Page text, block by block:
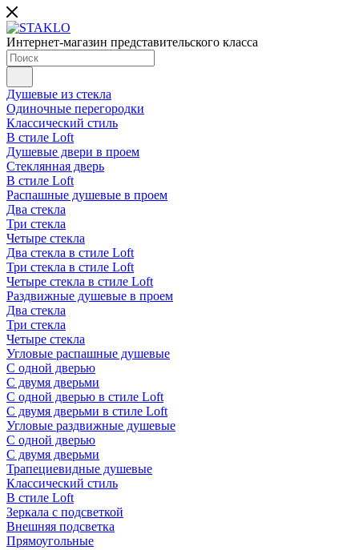
Интернет-магазин представительского класса
Душевые из стекла
Одиночные перегородки
Классический стиль
В стиле Loft
Душевые двери в проем
Стеклянная дверь
В стиле Loft
Распашные душевые в проем
Два стекла
Три стекла
Четыре стекла
Два стекла в стиле Loft
Три стекла в стиле Loft
Четыре стекла в стиле Loft
Раздвижные душевые в проем
Два стекла
Три стекла
Четыре стекла
Угловые распашные душевые
С одной дверью
С двумя дверьми
С одной дверью в стиле Loft
С двумя дверьми в стиле Loft
Угловые раздвижные душевые
С одной дверью
С двумя дверьми
Трапециевидные душевые
Классический стиль
В стиле Loft
Зеркала с подсветкой
Внешняя подсветка
Прямоугольные